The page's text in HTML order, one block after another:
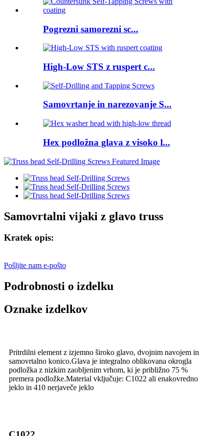
Pogrezni samorezni sc...
High-Low STS z ruspert c...
Samovrtanje in narezovanje S...
Hex podložna glava z visoko l...
Samovrtalni vijaki z glavo truss
Kratek opis:
Pošljite nam e-pošto
Podrobnosti o izdelku
Oznake izdelkov
Pritrdilni element z izjemno široko glavo, dvojnim navojem in
samovrtalno konico.Glava je integralno oblikovana okrogla
podložka z nizkim zaobljenim vrhom, ki je približno 75 %
premera podložke.Material vključuje: C1022 ali enakovredno
jeklo in 410 nerjaveče jeklo